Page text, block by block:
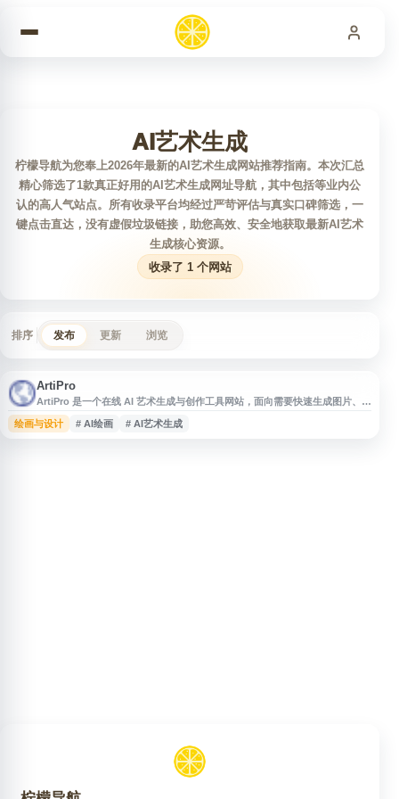
AI艺术生成
柠檬导航为您奉上2026年最新的AI艺术生成网站推荐指南。本次汇总
精心筛选了1款真正好用的AI艺术生成网址导航，其中包括等业内公
认的高人气站点。所有收录平台均经过严苛评估与真实口碑筛选，一
键点击直达，没有虚假垃圾链接，助您高效、安全地获取最新AI艺术
生成核心资源。
收录了 1 个网站
排序 发布 更新 浏览
ArtiPro
ArtiPro 是一个在线 AI 艺术生成与创作工具网站，面向需要快速生成图片、艺
术作品或视觉素材的用户。网站可用于辅助灵感创作、设计参考、内容配图等
场景，适合设计师、内容创作者及对 AI 绘画感兴趣的用户浏览和使用。
绘画与设计 # AI绘画 # AI艺术生成